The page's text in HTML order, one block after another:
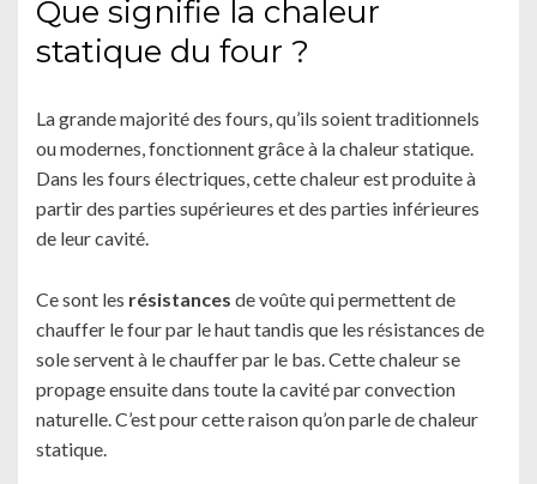
Que signifie la chaleur
statique du four ?
La grande majorité des fours, qu’ils soient traditionnels
ou modernes, fonctionnent grâce à la chaleur statique.
Dans les fours électriques, cette chaleur est produite à
partir des parties supérieures et des parties inférieures
de leur cavité.
Ce sont les résistances de voûte qui permettent de
chauffer le four par le haut tandis que les résistances de
sole servent à le chauffer par le bas. Cette chaleur se
propage ensuite dans toute la cavité par convection
naturelle. C’est pour cette raison qu’on parle de chaleur
statique.